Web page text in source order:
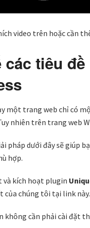
video trên hoặc cần
các tiêu
một trang web chỉ có
nhiên trên trang web
pháp dưới đây sẽ giúp
hợp.
và kích hoạt plugin
của chúng tôi tại link này.
không cần phải cài đặt